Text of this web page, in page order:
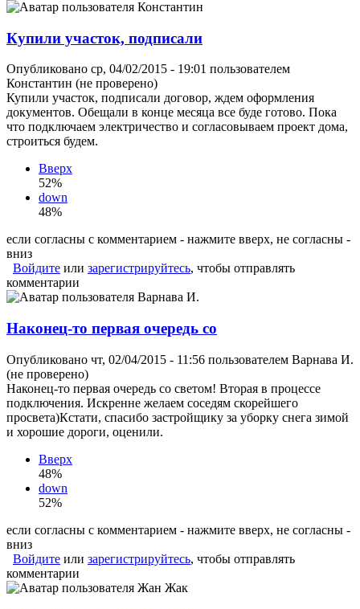
Купили участок, подписали
Опубликовано ср, 04/02/2015 - 19:01 пользователем
Константин (не проверено)
Купили участок, подписали договор, ждем оформления
документов. Обещали в конце месяца все буде готово. Пока
что подключаем электричество и согласовываем проект дома,
строиться будем.
Вверх
52%
down
48%
если согласны с комментарием - нажмите вверх, не согласны -
вниз
Войдите или зарегистрируйтесь, чтобы отправлять
комментарии
Наконец-то первая очередь со
Опубликовано чт, 02/04/2015 - 11:56 пользователем Варнава И.
(не проверено)
Наконец-то первая очередь со светом! Вторая в процессе
подключения. Искренне желаем соседям скорейшего
просвета)Кстати, спасибо застройщику за уборку снега зимой
и хорошие дороги, оценили.
Вверх
48%
down
52%
если согласны с комментарием - нажмите вверх, не согласны -
вниз
Войдите или зарегистрируйтесь, чтобы отправлять
комментарии